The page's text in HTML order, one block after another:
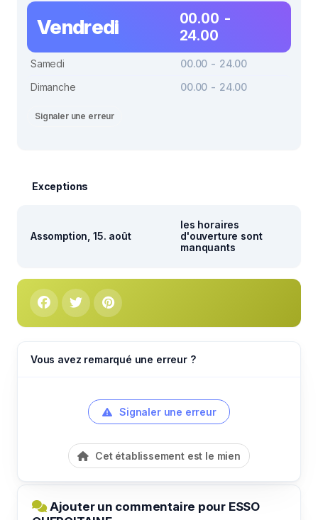
Vendredi
00.00 -
24.00
Samedi
00.00 - 24.00
Dimanche
00.00 - 24.00
Signaler une erreur
Exceptions
Assomption, 15. août
les horaires
d'ouverture sont
manquants
Vous avez remarqué une erreur ?
Signaler une erreur
Cet établissement est le mien
Ajouter un commentaire pour ESSO